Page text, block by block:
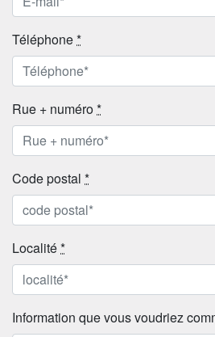
Téléphone*
Rue + numéro*
code postal *
localité*
Information que vous voudriez